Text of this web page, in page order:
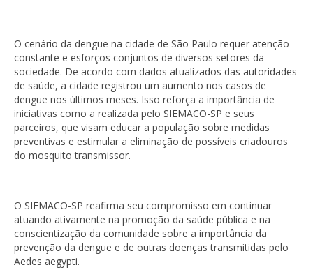
O cenário da dengue na cidade de São Paulo requer atenção
constante e esforços conjuntos de diversos setores da
sociedade. De acordo com dados atualizados das autoridades
de saúde, a cidade registrou um aumento nos casos de
dengue nos últimos meses. Isso reforça a importância de
iniciativas como a realizada pelo SIEMACO-SP e seus
parceiros, que visam educar a população sobre medidas
preventivas e estimular a eliminação de possíveis criadouros
do mosquito transmissor.
O SIEMACO-SP reafirma seu compromisso em continuar
atuando ativamente na promoção da saúde pública e na
conscientização da comunidade sobre a importância da
prevenção da dengue e de outras doenças transmitidas pelo
Aedes aegypti.